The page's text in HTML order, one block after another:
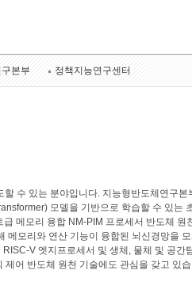
본부 정책지능연구센터
수 있는 분야입니다. 지능형반도체연구
모델을 기반으로 학습할 수 있는
메모리 융합 NM-PIM 프로세서 반도체
모리와 연산 기능이 융합된 뇌신경망을
V 엣지프로세서 및 생체, 물체 및 공간
어 반도체 원천 기술에도 관심을 갖고 있